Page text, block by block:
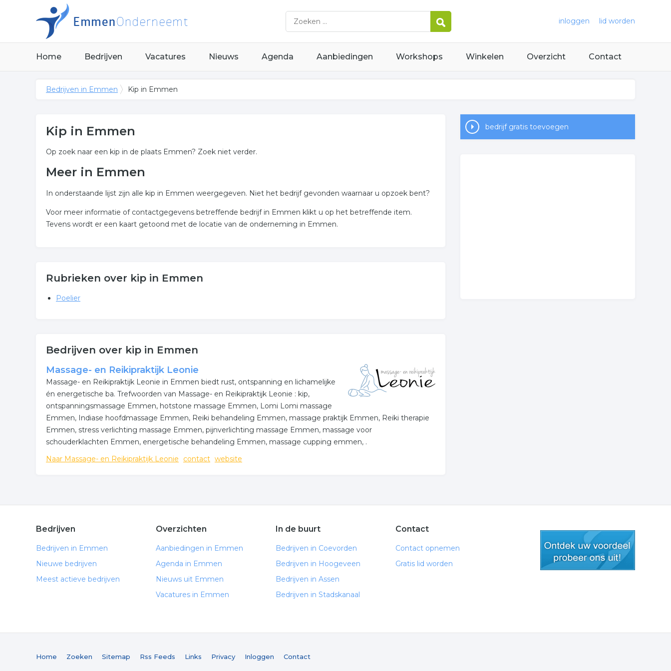
inloggen lid worden
Home Bedrijven Vacatures Nieuws Agenda Aanbiedingen Workshops Winkelen Overzicht Contact
Bedrijven in Emmen Kip in Emmen
Kip in Emmen
Op zoek naar een kip in de plaats Emmen? Zoek niet verder.
Meer in Emmen
In onderstaande lijst zijn alle kip in Emmen weergegeven. Niet het bedrijf gevonden waarnaar u opzoek bent?
Voor meer informatie of contactgegevens betreffende bedrijf in Emmen klikt u op het betreffende item.
Tevens wordt er een kaart getoond met de locatie van de onderneming in Emmen.
Rubrieken over kip in Emmen
Poelier
Bedrijven over kip in Emmen
Massage- en Reikipraktijk Leonie
Massage- en Reikipraktijk Leonie in Emmen biedt rust, ontspanning en lichamelijke
én energetische ba. Trefwoorden van Massage- en Reikipraktijk Leonie : kip,
ontspanningsmassage Emmen, hotstone massage Emmen, Lomi Lomi massage
Emmen, Indiase hoofdmassage Emmen, Reiki behandeling Emmen, massage praktijk Emmen, Reiki therapie
Emmen, stress verlichting massage Emmen, pijnverlichting massage Emmen, massage voor
schouderklachten Emmen, energetische behandeling Emmen, massage cupping emmen, .
Naar Massage- en Reikipraktijk Leonie
contact website
bedrijf gratis toevoegen
Bedrijven
Bedrijven in Emmen
Nieuwe bedrijven
Meest actieve bedrijven
Overzichten
Aanbiedingen in Emmen
Agenda in Emmen
Nieuws uit Emmen
Vacatures in Emmen
In de buurt
Bedrijven in Coevorden
Bedrijven in Hoogeveen
Bedrijven in Assen
Bedrijven in Stadskanaal
Contact
Contact opnemen
Gratis lid worden
Home Zoeken Sitemap Rss Feeds Links Privacy Inloggen Contact